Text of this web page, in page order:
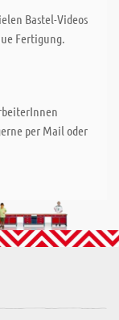
Bastel-Videos
Fertigung.
per Mail oder